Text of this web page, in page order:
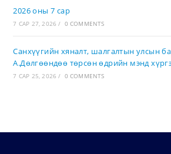
2026 оны 7 сар
7 САР 27, 2026 / 0 COMMENTS
Санхүүгийн хяналт, шалгалтын улсын
А.Дөлгөөндөө төрсөн өдрийн мэнд
7 САР 25, 2026 / 0 COMMENTS